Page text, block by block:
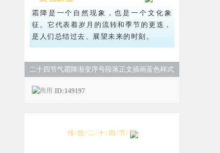
霜降是一个自然现象，也是一个文化象
征。它代表着岁月的流转和季节的更迭，
是人们总结过去、展望未来的时刻。
二十四节气霜降渐变序号段落正文插画蓝色样式
ID:149197
传/统/二/十/四/节/气